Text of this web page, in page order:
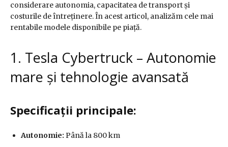
considerare autonomia, capacitatea de transport și
costurile de întreținere. În acest articol, analizăm cele mai
rentabile modele disponibile pe piață.
1. Tesla Cybertruck – Autonomie
mare și tehnologie avansată
Specificații principale:
Autonomie: Până la 800 km